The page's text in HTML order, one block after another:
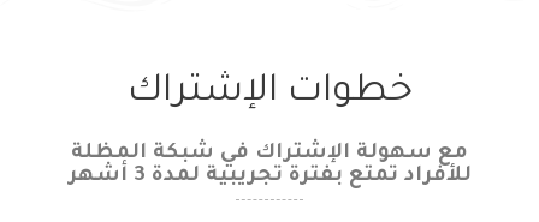
خطوات الإشتراك
مع سهولة الإشتراك في شبكة المظلة
للأفراد تمتع بفترة تجريبية لمدة 3 أشهر